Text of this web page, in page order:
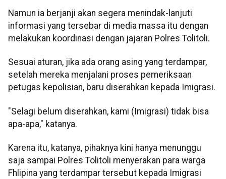
Namun ia berjanji akan segera menindak-lanjuti
informasi yang tersebar di media massa itu dengan
melakukan koordinasi dengan jajaran Polres Tolitoli.
Sesuai aturan, jika ada orang asing yang terdampar,
setelah mereka menjalani proses pemeriksaan
petugas kepolisian, baru diserahkan kepada Imigrasi.
"Selagi belum diserahkan, kami (Imigrasi) tidak bisa
apa-apa," katanya.
Karena itu, katanya, pihaknya kini hanya menunggu
saja sampai Polres Tolitoli menyerakan para warga
Fhlipina yang terdampar tersebut kepada Imigrasi